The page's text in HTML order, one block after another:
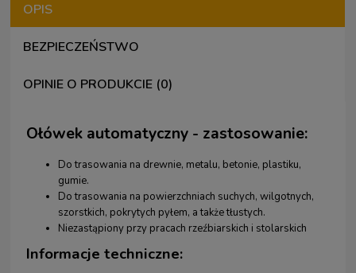
OPIS
BEZPIECZEŃSTWO
OPINIE O PRODUKCIE (0)
Ołówek automatyczny - zastosowanie:
Do trasowania na drewnie, metalu, betonie, plastiku,
gumie.
Do trasowania na powierzchniach suchych, wilgotnych,
szorstkich, pokrytych pyłem, a także tłustych.
Niezastąpiony przy pracach rzeźbiarskich i stolarskich
Informacje techniczne: